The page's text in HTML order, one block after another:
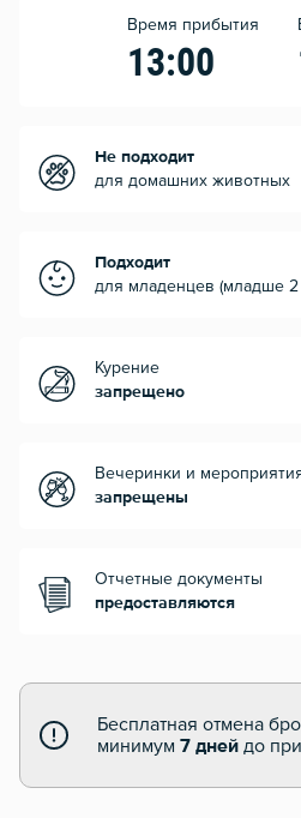
Время прибытия
13:00
Не подходит
для домашних животных
Подходит
для младенцев (младше 2
Курение
запрещено
Вечеринки и
запрещены
Отчетные документы
предоставляются
Бесплатная отмена
минимум 7 дней до